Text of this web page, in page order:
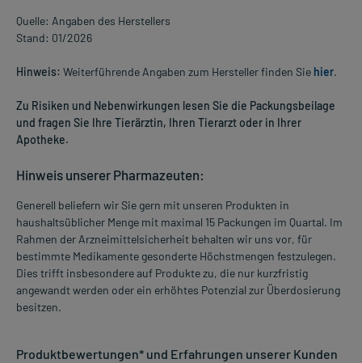
Quelle: Angaben des Herstellers
Stand: 01/2026
Hinweis: Weiterführende Angaben zum Hersteller finden Sie hier.
Zu Risiken und Nebenwirkungen lesen Sie die Packungsbeilage
und fragen Sie Ihre Tierärztin, Ihren Tierarzt oder in Ihrer
Apotheke.
Hinweis unserer Pharmazeuten:
Generell beliefern wir Sie gern mit unseren Produkten in
haushaltsüblicher Menge mit maximal 15 Packungen im Quartal. Im
Rahmen der Arzneimittelsicherheit behalten wir uns vor, für
bestimmte Medikamente gesonderte Höchstmengen festzulegen.
Dies trifft insbesondere auf Produkte zu, die nur kurzfristig
angewandt werden oder ein erhöhtes Potenzial zur Überdosierung
besitzen.
Produktbewertungen* und Erfahrungen unserer Kunden